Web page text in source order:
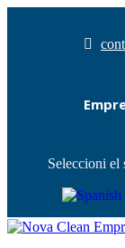
Seleccioni el